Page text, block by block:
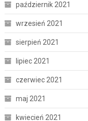
październik 2021
wrzesień 2021
sierpień 2021
lipiec 2021
czerwiec 2021
maj 2021
kwiecień 2021